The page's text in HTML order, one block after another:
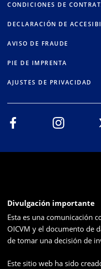
CONDICIONES DE
DECLARACIÓN DE
AVISO DE FRAUDE
PIE DE IMPRENTA
AJUSTES DE PRIVACIDAD
Divulgación importante
Esta es una comunicación
OICVM y el documento de
de tomar una decisión de
Este sitio web ha sido